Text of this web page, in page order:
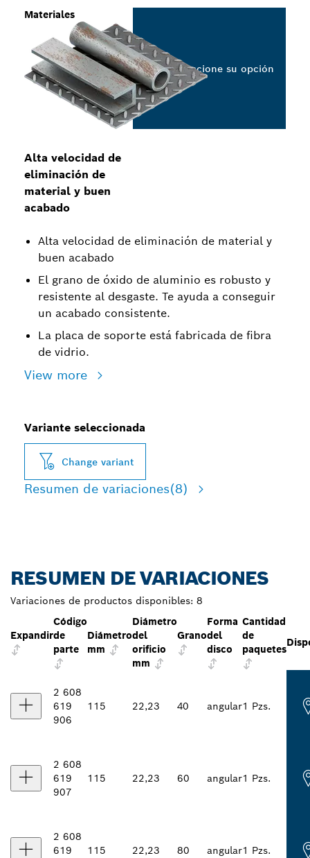
Alta velocidad de
eliminación de
material y buen
acabado
Alta velocidad de eliminación de material y
buen acabado
El grano de óxido de aluminio es robusto y
resistente al desgaste. Te ayuda a conseguir
un acabado consistente.
La placa de soporte está fabricada de fibra
de vidrio.
View more
Materiales
Seleccione su opción
Variante seleccionada
Change variant
Resumen de variaciones(8)
RESUMEN DE VARIACIONES
Variaciones de productos disponibles: 8
Expandir
Código
de
parte
Diámetro
mm
Diámetro
del
orificio
mm
Grano
Forma
del
disco
Cantidad
de
paquetes
2 608
619
906
115 22,23 40 angular1 Pzs.
2 608
619
907
115 22,23 60 angular1 Pzs.
2 608
619
115 22,23 80 angular1 Pzs.